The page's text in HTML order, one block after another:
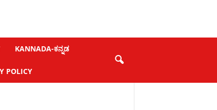
KANNADA-ಕನ್ನಡ
POLICY